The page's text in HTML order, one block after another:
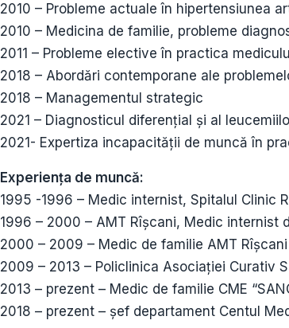
2010 – Probleme actuale în hipertensiunea
2010 – Medicina de familie, probleme
2011 – Probleme elective în practica
2018 – Abordări contemporane ale
2018 – Managementul strategic
2021 – Diagnosticul diferenţial și al
2021- Expertiza incapacității de muncă în
Experiența de muncă:
1995 -1996 – Medic internist, Spitalul Clinic
1996 – 2000 – AMT Rîșcani, Medic internist
2000 – 2009 – Medic de familie AMT
2009 – 2013 – Policlinica Asociației Curativ
2013 – prezent – Medic de familie CME
2018 – prezent – șef departament Centul